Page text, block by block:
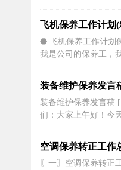
程质量管理条例》及
体情况，为了明确双
和责任，经双方协商
守。第一条：工程概
飞机保养工作计划
⬣ 飞机保养工作计划
我是公司的保养工，
一年里，我认真负责
创新，在保障设备安
技能和水平，为公司
一、负责设备的保养
装备维护保养发言
装备维护保养发言稿
们：大家上午好！今
备曾经是我们部队的
牲，为国家和人民赢
们正式宣布它们退役
空调保养转正工作
〖一〗空调保养转正